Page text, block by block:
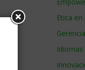
Etica
Idiomas